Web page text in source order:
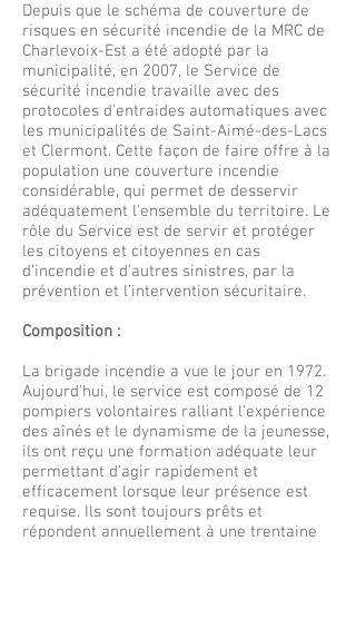
Depuis que le schéma de couverture de
risques en sécurité incendie de la MRC de
Charlevoix-Est a été adopté par la
municipalité, en 2007, le Service de
sécurité incendie travaille avec des
protocoles d'entraides automatiques avec
les municipalités de Saint-Aimé-des-Lacs
et Clermont. Cette façon de faire offre à la
population une couverture incendie
considérable, qui permet de desservir
adéquatement l’ensemble du territoire. Le
rôle du Service est de servir et protéger
les citoyens et citoyennes en cas
d’incendie et d’autres sinistres, par la
prévention et l’intervention sécuritaire.
Composition :
La brigade incendie a vue le jour en 1972.
Aujourd'hui, le service est composé de 12
pompiers volontaires ralliant l'expérience
des aînés et le dynamisme de la jeunesse,
ils ont reçu une formation adéquate leur
permettant d'agir rapidement et
efficacement lorsque leur présence est
requise. Ils sont toujours prêts et
répondent annuellement à une trentaine